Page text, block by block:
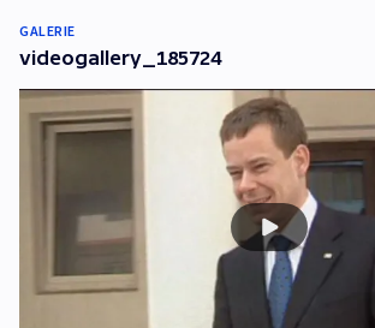
GALERIE
videogallery_185724